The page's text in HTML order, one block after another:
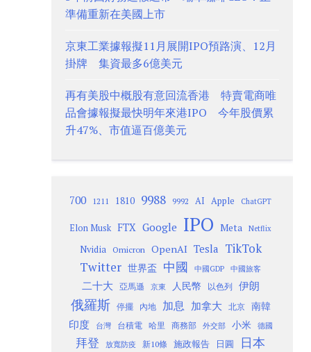
準備重新在美國上市
京東工業據報擬11月展開IPO預路演、12月
掛牌 集資最多6億美元
再有美股中概股有意回流香港 特賣電商唯
品會據報擬最快明年來港IPO 今年股價累
升47%、市值逼百億美元
700 1211 1810 9988 9992 AI Apple ChatGPT
Elon Musk FTX Google IPO Meta Netflix
Nvidia Omicron OpenAI Tesla TikTok
Twitter 世界盃 中國 中國GDP 中國旅客
二十大 亞馬遜 京東 人民幣 以色列 伊朗
俄羅斯 停擺 內地 加息 加拿大 北京
南韓
印度
台灣 台積電 哈里 商務部 外交部 小米 德國
拜登 放寬防疫 新10條 施政報告 日圓 日本